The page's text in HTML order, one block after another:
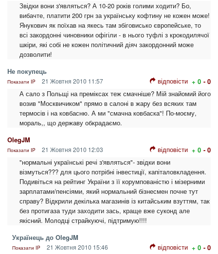
Звідки вони з'являться? А 10-20 років голими ходити? Бо,
вибачте, платити 200 грн за українську кофтину не кожен може!
Янукович як поїхав на якесь там збіговисько європейське, то
всі закордонні чиновники офігіли - в нього туфлі з крокодилячої
шкіри, які собі не кожен політичний діяч закордонний може
дозволити!
Не покупець
Показати IP 21 Жовтня 2010 11:57 відповісти + 0 - 0
А сало з Польщі на преміксах теж смачніше? Мій знайомий його
возив "Москвичиком" прямо в салоні в жару без всяких там
термосів і на ковбасню. А ми "смачна ковбаска"! По-моєму,
мораль,, що державу обкрадаємо.
OlegJM
Показати IP 21 Жовтня 2010 12:03 відповісти + 0 - 0
"нормальні українські речі з'являться"- звідки вони
візмуться??? для цього потрібні інвестиції, капіталовкладення.
Подивіться на рейтинг України з її корумпованістю і мізерними
зарплатами/пенсіями, який нормальний бізнесмен почне тут
справу? Відкрили декілька магазинів із китайським взуттям, так
без протигаза туди заходити зась, краще вже суконд але
якісний. Молодці страйкуючі, підтримую!!!!
Українець до OlegJM
Показати IP 21 Жовтня 2010 15:46 відповісти + 0 - 0